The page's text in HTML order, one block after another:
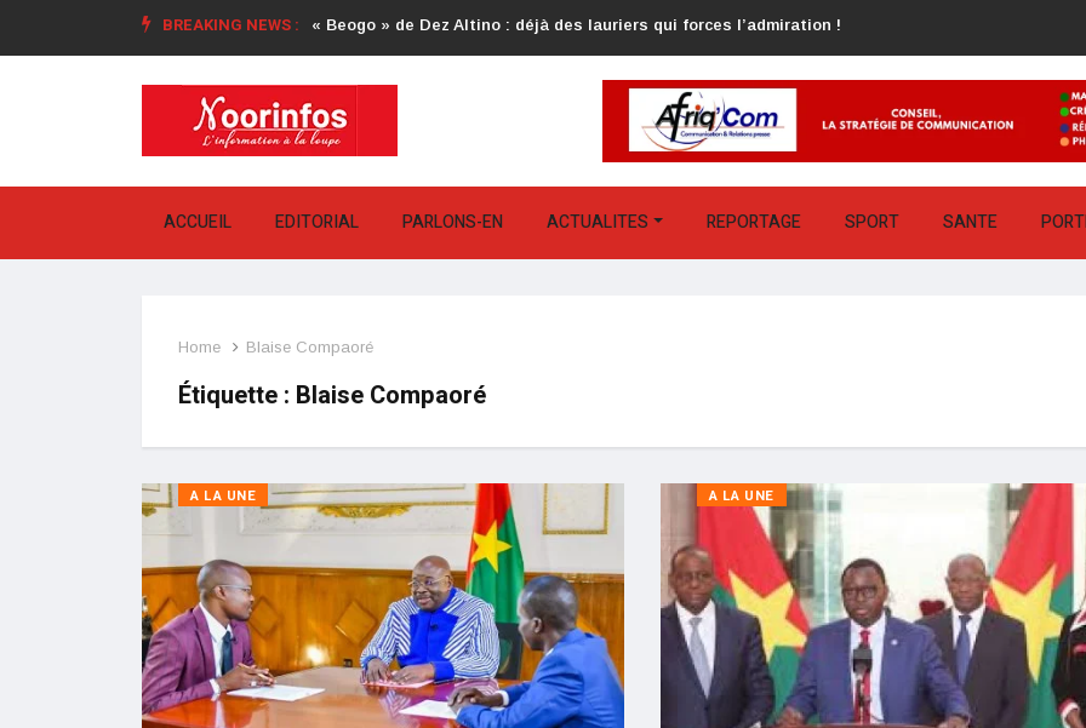
BREAKING NEWS : « Beogo » de Dez Altino : déjà des lauriers qui forces l’admiration !
ACCUEIL EDITORIAL PARLONS-EN ACTUALITES REPORTAGE SPORT SANTE
Home Blaise Compaoré
Étiquette : Blaise Compaoré
A LA UNE A LA UNE